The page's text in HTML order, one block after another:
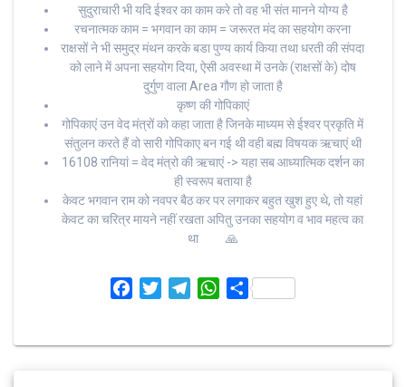
सुदुराचारी भी यदि ईश्वर का काम करे तो वह भी संत मानने योग्य है
रचनात्मक काम = भगवान का काम = जरूरत मंद का सहयोग करना
राक्षसों ने भी समुद्र मंथन करके बडा पुण्य कार्य किया तथा धरती की संपदा
को लाने में अपना सहयोग दिया, ऐसी अवस्था में उनके (राक्षसों के) दोष
दुर्गुण वाला Area गौण हो जाता है
कृष्ण की गोपिकाएं
गोपिकाएं उन वेद मंत्रों को कहा जाता है जिनके माध्यम से ईश्वर प्रकृति में
संतुलन करते हैं वो सारी गोपिकाए बन गई थी वही बह्म विषयक ऋचाएं थी
16108 रानियां = वेद मंत्रो की ऋचाएं -> यहा सब आध्यात्मिक दर्शन का
ही स्वरूप बताया है
केवट भगवान राम को नवपर बैठ कर पर लगाकर बहुत खुश हुए थे, तो यहां
केवट का चरित्र मायने नहीं रखता अपितु उनका सहयोग व भाव महत्व का
था 🙏
e
t
e
W
t
S
r